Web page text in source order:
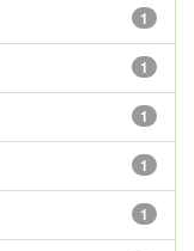
1
1
1
1
1